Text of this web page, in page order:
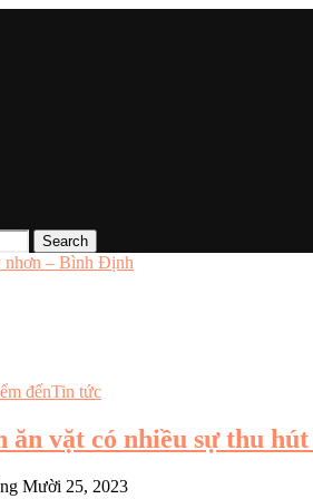
đếnTin tức
ăn vặt có nhiều sự thu
Mười 25, 2023